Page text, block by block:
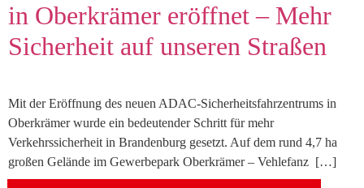
in Oberkrämer eröffnet – Mehr
Sicherheit auf unseren Straßen
Mit der Eröffnung des neuen ADAC-Sicherheitsfahrzentrums in
Oberkrämer wurde ein bedeutender Schritt für mehr
Verkehrssicherheit in Brandenburg gesetzt. Auf dem rund 4,7 ha
großen Gelände im Gewerbepark Oberkrämer – Vehlefanz […]